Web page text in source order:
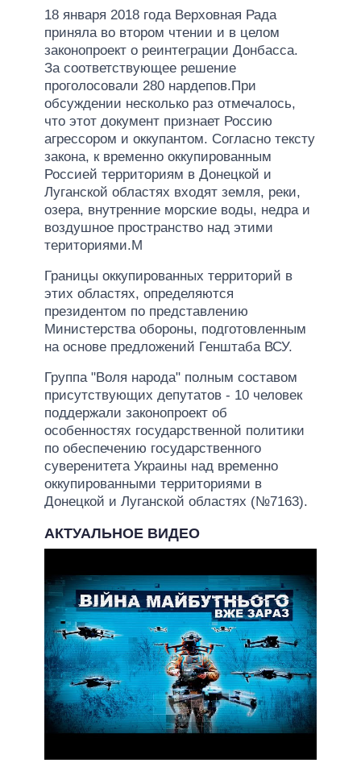
18 января 2018 года Верховная Рада
приняла во втором чтении и в целом
законопроект о реинтеграции Донбасса.
За соответствующее решение
проголосовали 280 нардепов.При
обсуждении несколько раз отмечалось,
что этот документ признает Россию
агрессором и оккупантом. Согласно тексту
закона, к временно оккупированным
Россией территориям в Донецкой и
Луганской областях входят земля, реки,
озера, внутренние морские воды, недра и
воздушное пространство над этими
териториями.М
Границы оккупированных территорий в
этих областях, определяются
президентом по представлению
Министерства обороны, подготовленным
на основе предложений Генштаба ВСУ.
Группа "Воля народа" полным составом
присутствующих депутатов - 10 человек
поддержали законопроект об
особенностях государственной политики
по обеспечению государственного
суверенитета Украины над временно
оккупированными территориями в
Донецкой и Луганской областях (№7163).
АКТУАЛЬНОЕ ВИДЕО